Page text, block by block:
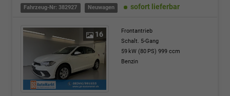
Fahrzeug-Nr: 382927 Neuwagen sofort lieferbar
16
Frontantrieb
Schalt. 5-Gang
59 kW (80 PS) 999 ccm
Benzin